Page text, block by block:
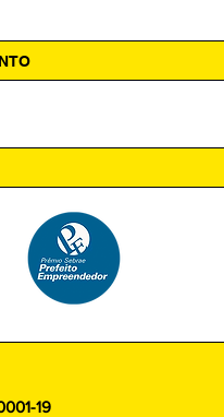
19